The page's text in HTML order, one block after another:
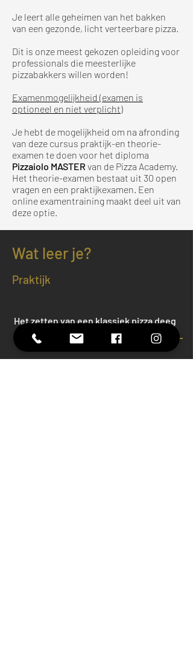
Je leert alle geheimen van het bakken
van een gezonde, licht verteerbare pizza.
Dit is onze meest gekozen opleiding voor
professionals die meesterlijke
pizzabakkers willen worden!
Examenmogelijkheid (examen is
optioneel en niet verplicht)
Je hebt de mogelijkheid om na afronding
van deze cursus praktijk-en theorie-
examen te doen voor het diploma
Pizzaiolo MASTER van de Pizza Academy.
Het theorie-examen bestaat uit 30 open
vragen en een praktijkexamen. Een
online examentraining maakt deel uit van
deze optie.
Wat leer je?
Praktijk
Het zetten van een klassiek pizza deeg